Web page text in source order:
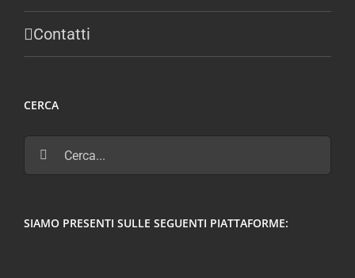
Contatti
CERCA
Cerca
per:
SIAMO PRESENTI SULLE SEGUENTI PIATTAFORME: